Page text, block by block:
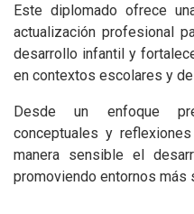
Este diplomado ofrece
actualización profesional
desarrollo infantil y
en contextos escolares y
Desde un enfoque
conceptuales y
manera sensible el
promoviendo entornos más